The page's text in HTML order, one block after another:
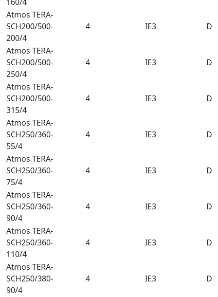
Atmos TERA-
SCH200/500-
200/4
4 IE3
Atmos TERA-
SCH200/500-
250/4
4 IE3
Atmos TERA-
SCH200/500-
315/4
4 IE3
Atmos TERA-
SCH250/360-
55/4
4 IE3
Atmos TERA-
SCH250/360-
75/4
4 IE3
Atmos TERA-
SCH250/360-
90/4
4 IE3
Atmos TERA-
SCH250/360-
110/4
4 IE3
Atmos TERA-
SCH250/380-
90/4
4 IE3